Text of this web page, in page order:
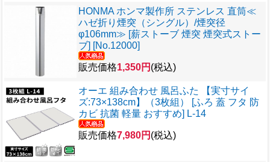
HONMA ホンマ製作所 ステンレス 直筒≪
ハゼ折り煙突（シングル）/煙突径
φ106mm≫ [薪ストーブ 煙突 煙突式ストー
ブ] [No.12000]
販売価格1,350円 (税込)
オーエ 組み合わせ 風呂ふた 【実寸サイ
ズ:73×138cm】（3枚組） [ふろ 蓋 フタ 防
カビ 抗菌 軽量 おすすめ] L-14
販売価格7,980円 (税込)